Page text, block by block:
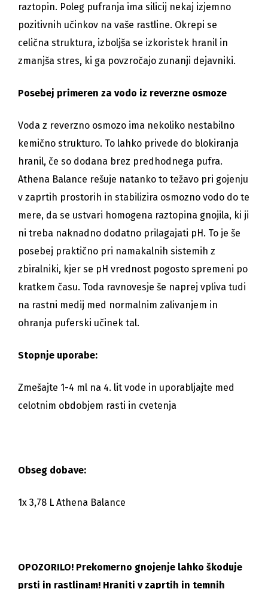
raztopin. Poleg pufranja ima silicij nekaj izjemno
pozitivnih učinkov na vaše rastline. Okrepi se
celična struktura, izboljša se izkoristek hranil in
zmanjša stres, ki ga povzročajo zunanji dejavniki.
Posebej primeren za vodo iz reverzne osmoze
Voda z reverzno osmozo ima nekoliko nestabilno
kemično strukturo. To lahko privede do blokiranja
hranil, če so dodana brez predhodnega pufra.
Athena Balance rešuje natanko to težavo pri gojenju
v zaprtih prostorih in stabilizira osmozno vodo do te
mere, da se ustvari homogena raztopina gnojila, ki ji
ni treba naknadno dodatno prilagajati pH. To je še
posebej praktično pri namakalnih sistemih z
zbiralniki, kjer se pH vrednost pogosto spremeni po
kratkem času. Toda ravnovesje še naprej vpliva tudi
na rastni medij med normalnim zalivanjem in
ohranja puferski učinek tal.
Stopnje uporabe:
Zmešajte 1-4 ml na 4. lit vode in uporabljajte med
celotnim obdobjem rasti in cvetenja
Obseg dobave:
1x 3,78 L Athena Balance
OPOZORILO! Prekomerno gnojenje lahko škoduje
prsti in rastlinam! Hraniti v zaprtih in temnih